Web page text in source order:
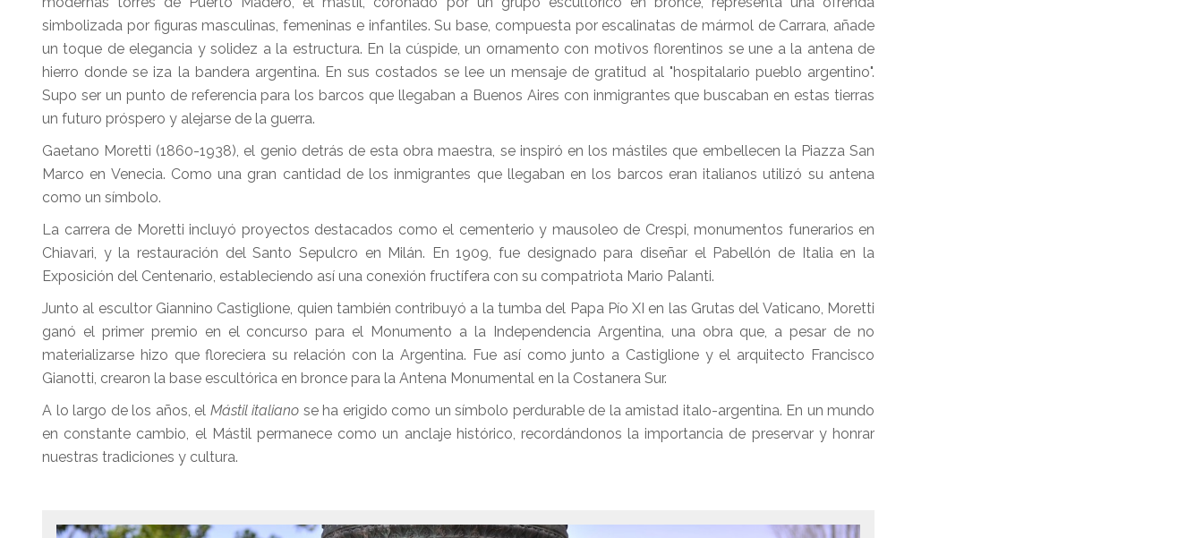
simbolizada por figuras masculinas, femeninas e infantiles. Su base, compuesta por escalinatas de mármol de Carrara, añade
un toque de elegancia y solidez a la estructura. En la cúspide, un ornamento con motivos florentinos se une a la antena de
hierro donde se iza la bandera argentina. En sus costados se lee un mensaje de gratitud al "hospitalario pueblo argentino".
Supo ser un punto de referencia para los barcos que llegaban a Buenos Aires con inmigrantes que buscaban en estas tierras
un futuro próspero y alejarse de la guerra.
Gaetano Moretti (1860-1938), el genio detrás de esta obra maestra, se inspiró en los mástiles que embellecen la Piazza San
Marco en Venecia. Como una gran cantidad de los inmigrantes que llegaban en los barcos eran italianos utilizó su antena
como un símbolo.
La carrera de Moretti incluyó proyectos destacados como el cementerio y mausoleo de Crespi, monumentos funerarios en
Chiavari, y la restauración del Santo Sepulcro en Milán. En 1909, fue designado para diseñar el Pabellón de Italia en la
Exposición del Centenario, estableciendo así una conexión fructífera con su compatriota Mario Palanti.
Junto al escultor Giannino Castiglione, quien también contribuyó a la tumba del Papa Pío XI en las Grutas del Vaticano, Moretti
ganó el primer premio en el concurso para el Monumento a la Independencia Argentina, una obra que, a pesar de no
materializarse hizo que floreciera su relación con la Argentina. Fue así como junto a Castiglione y el arquitecto Francisco
Gianotti, crearon la base escultórica en bronce para la Antena Monumental en la Costanera Sur.
A lo largo de los años, el Mástil italiano se ha erigido como un símbolo perdurable de la amistad italo-argentina. En un mundo
en constante cambio, el Mástil permanece como un anclaje histórico, recordándonos la importancia de preservar y honrar
nuestras tradiciones y cultura.